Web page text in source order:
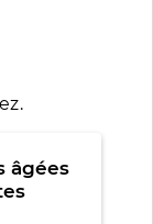
âgées